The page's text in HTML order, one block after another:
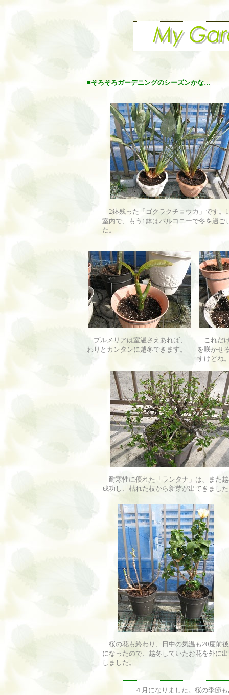
■そろそろガーデニングのシーズンかな…
2鉢残った「ゴクラクチョウカ」です。
室内で、もう1鉢はバルコニーで冬を過ご
た。
プルメリアは室温さえあれば、
わりとカンタンに越冬できます。
これだ
を咲かせ
すけどね
耐寒性に優れた「ランタナ」は、また
成功し、枯れた枝から新芽が出てきまし
桜の花も終わり、日中の気温も20度前後
になったので、越冬していたお花を外に出
しました。
４月になりました。桜の季節